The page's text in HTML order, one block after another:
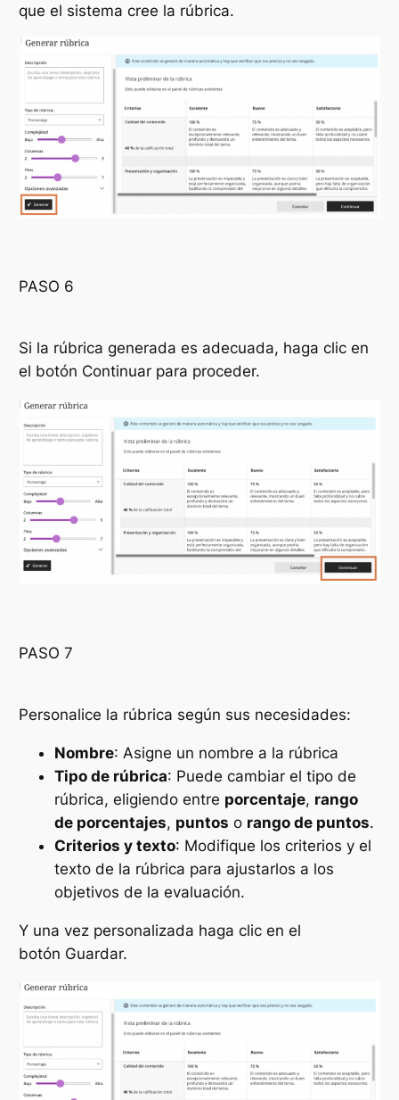
que el sistema cree la rúbrica.
PASO 6
Si la rúbrica generada es adecuada, haga clic en
el botón Continuar para proceder.
PASO 7
Personalice la rúbrica según sus necesidades:
Nombre: Asigne un nombre a la rúbrica
Tipo de rúbrica: Puede cambiar el tipo de
rúbrica, eligiendo entre porcentaje, rango
de porcentajes, puntos o rango de puntos.
Criterios y texto: Modifique los criterios y el
texto de la rúbrica para ajustarlos a los
objetivos de la evaluación.
Y una vez personalizada haga clic en el
botón Guardar.